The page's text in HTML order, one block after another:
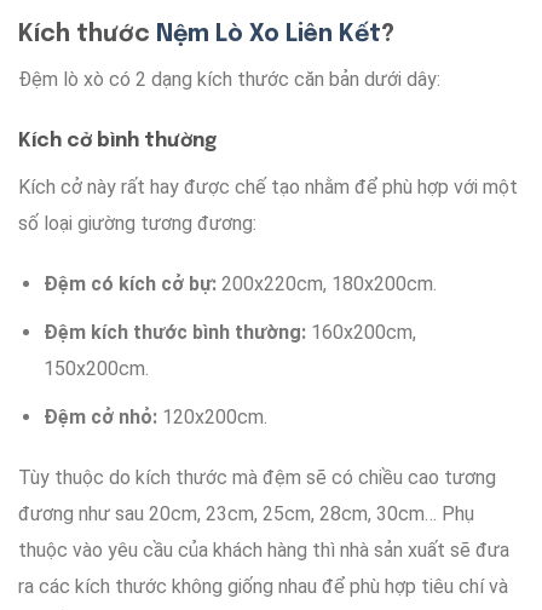
Kích thước Nệm Lò Xo Liên Kết?
Đệm lò xò có 2 dạng kích thước căn bản dưới dây:
Kích cở bình thường
Kích cở này rất hay được chế tạo nhằm để phù hợp với một
số loại giường tương đương:
Đệm có kích cở bự:200x220cm, 180x200cm.
Đệm kích thước bình thường: 160x200cm,
150x200cm.
Đệm cở nhỏ:120x200cm.
Tùy thuộc do kích thước mà đệm sẽ có chiều cao tương
đương như sau 20cm, 23cm, 25cm, 28cm, 30cm… Phụ
thuộc vào yêu cầu của khách hàng thì nhà sản xuất sẽ đưa
ra các kích thước không giống nhau để phù hợp tiêu chívà